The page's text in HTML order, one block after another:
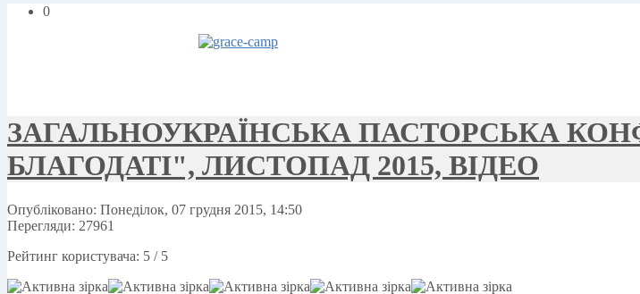
0
ЗАГАЛЬНОУКРАЇНСЬКА ПАСТОРСЬКА
БЛАГОДАТІ", ЛИСТОПАД 2015, ВІДЕО
Опубліковано: Понеділок, 07 грудня 2015, 14:50
Перегляди: 27961
Рейтинг користувача: 5 / 5